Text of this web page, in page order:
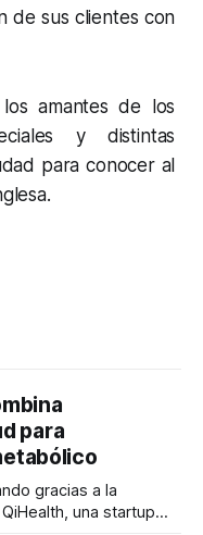
de sus clientes con
amantes de los
y distintas
para conocer al
para
gracias a la
una startup